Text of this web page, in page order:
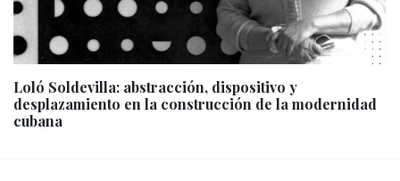
Loló Soldevilla: abstracción, dispositivo y
desplazamiento en la construcción de la modernidad
cubana